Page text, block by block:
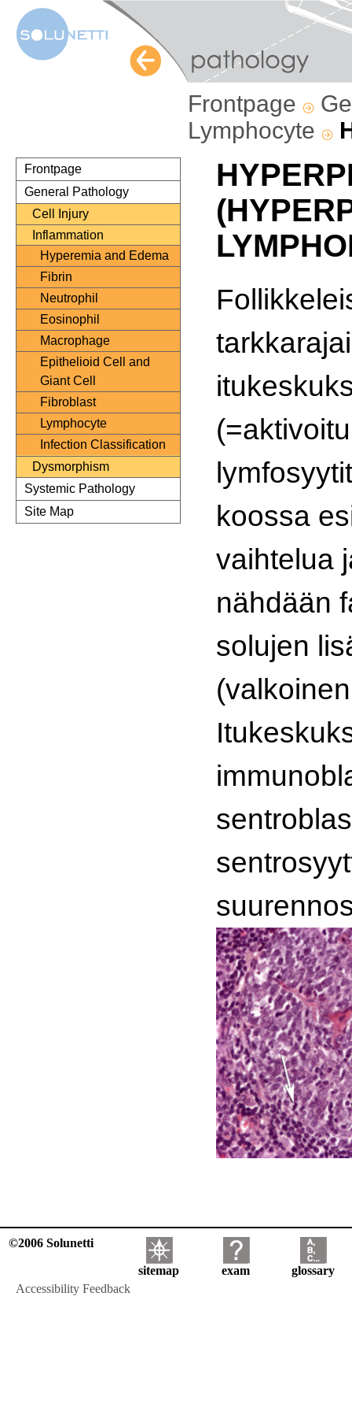
Frontpage
Lymphocyte
Frontpage
General Pathology
Cell Injury
Inflammation
Hyperemia and Edema
Fibrin
Neutrophil
Eosinophil
Macrophage
Epithelioid Cell and
Giant Cell
Fibroblast
Lymphocyte
Infection Classification
Dysmorphism
Systemic Pathology
Site Map
koossa
vaihtelua
nähdään
solujen
©2006 Solunetti
sitemap exam
glossary
Accessibility Feedback